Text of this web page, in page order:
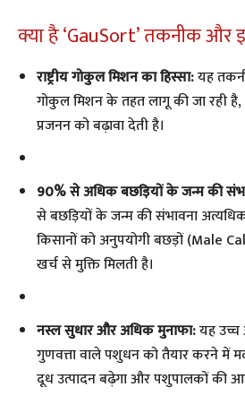
​क्या है ‘GauSort’ तकनीक
राष्ट्रीय गोकुल मिशन का हिस्सा:यह
गोकुल मिशन के तहत लागू की जा रही
प्रजनन को बढ़ावा देती है।
90% से अधिक बछड़ियों के जन्म की
से बछड़ियों के जन्म की संभावना
किसानों को अनुपयोगी बछड़ों (Male
खर्च से मुक्ति मिलती है।
नस्ल सुधार और अधिक मुनाफा:यह
गुणवत्ता वाले पशुधन को तैयार करने में
दूध उत्पादन बढ़ेगा और पशुपालकों की